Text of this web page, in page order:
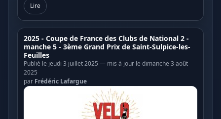
Lire
2025 - Coupe de France des Clubs de National 2 -
manche 5 - 3ème Grand Prix de Saint-Sulpice-les-
Feuilles
Publié le jeudi 3 juillet 2025 — mis à jour le dimanche 3 août
2025
par Frédéric Lafargue